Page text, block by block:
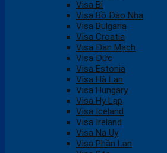
Visa Bỉ
Visa Bồ Đào Nha
Visa Bulgaria
Visa Croatia
Visa Đan Mạch
Visa Đức
Visa Estonia
Visa Hà Lan
Visa Hungary
Visa Hy Lạp
Visa Iceland
Visa Ireland
Visa Na Uy
Visa Phần Lan